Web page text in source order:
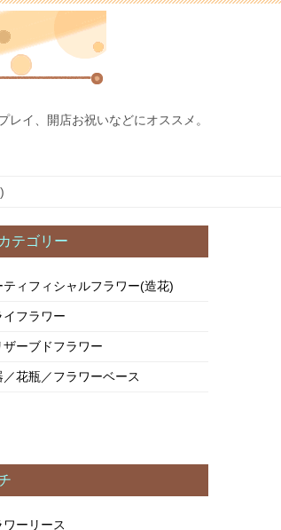
イ、開店お祝いなどにオススメ。
テゴリー
ティフィシャルフラワー(造花)
イフラワー
ザーブドフラワー
／花瓶／フラワーベース
ワーリース